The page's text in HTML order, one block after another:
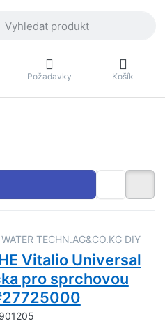
Požadavky Košík
TECHN.AG&CO.KG DIY
Vitalio Universal
pro sprchovou